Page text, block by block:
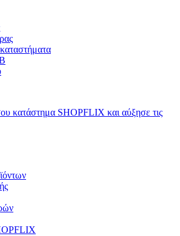
κατάστημα SHOPFLIX και αύξησε τις